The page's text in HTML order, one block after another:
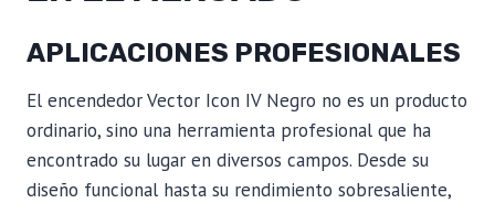
APLICACIONES PROFESIONALES
El encendedor Vector Icon IV Negro no es un producto
ordinario, sino una herramienta profesional que ha
encontrado su lugar en diversos campos. Desde su
diseño funcional hasta su rendimiento sobresaliente,